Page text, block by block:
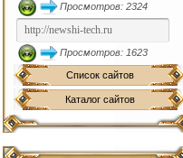
Просмотров: 2324
Просмотров: 1623
Список сайтов
Каталог сайтов